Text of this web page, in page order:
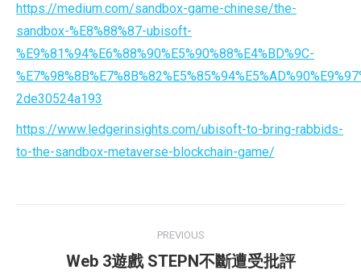
https://medium.com/sandbox-game-chinese/the-
sandbox-%E8%88%87-ubisoft-
%E9%81%94%E6%88%90%E5%90%88%E4%BD%9C-
2de30524a193
https://www.ledgerinsights.com/ubisoft-to-bring-rabbids-
to-the-sandbox-metaverse-blockchain-game/
navigation
PREVIOUS
Previous
Web 3遊戲 STEPN不斷遭受批評